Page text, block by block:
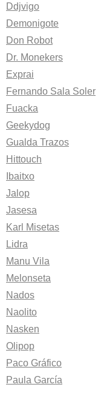
Ddjvigo
Demonigote
Don Robot
Dr. Monekers
Exprai
Fernando Sala Soler
Fuacka
Geekydog
Gualda Trazos
Hittouch
Ibaitxo
Jalop
Jasesa
Karl Misetas
Lidra
Manu Vila
Melonseta
Nados
Naolito
Nasken
Olipop
Paco Gráfico
Paula García